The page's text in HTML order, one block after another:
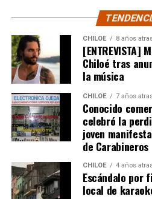
Recordó que, en un caso
comuna de Castro, que tenía
con todos los antecedentes
jurídicos, solo le faltaba la
de Bienes Raíces, pero su
El Consejero Francisco
dictamen de Contraloría es una
muchas familias que desde
tramitando la regularización de
también tendrán que
como por ejemplo tener un
propiedad por más de 5 años.
CHILOE 8 años
[ENTREVISTA]
Chiloé tras
la música
CHILOE 7 años
Conocido
celebró la
joven
de Carabineros
CHILOE 4 años
Escándalo por
local de